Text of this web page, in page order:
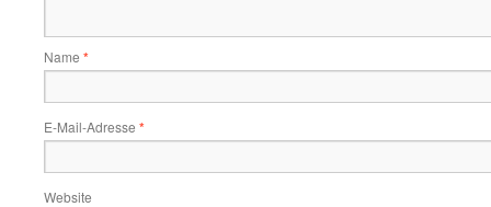
Name *
E-Mail-Adresse *
Website